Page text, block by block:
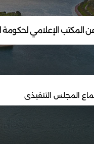
المكتب الإعلامي لحكومة
المجلس التنفيذي